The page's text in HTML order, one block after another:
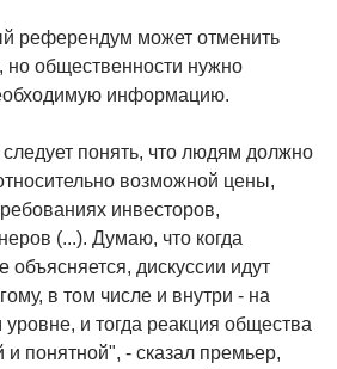
референдум может отменить
но общественности нужно
информацию.
понять, что людям должно
возможной цены,
инвесторов,
(...). Думаю, что когда
объясняется, дискуссии идут
в том числе и внутри - на
и тогда реакция общества
понятной", - сказал премьер,